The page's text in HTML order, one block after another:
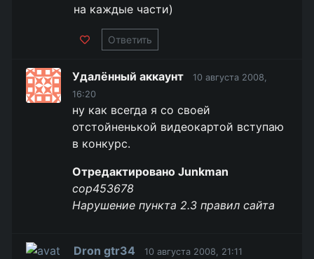
на каждые части)
Ответить
Удалённый аккаунт
10 августа 2008,
16:20
ну как всегда я со своей
отстойненькой видеокартой вступаю
в конкурс.
Отредактировано Junkman
cop453678
Нарушение пункта 2.3 правил сайта
Dron gtr34 10 августа 2008, 21:11